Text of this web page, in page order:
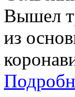
Вышел
из